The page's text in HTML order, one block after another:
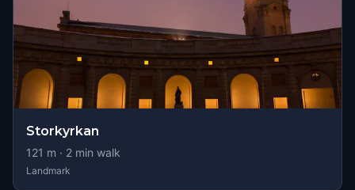
Storkyrkan
121 m · 2 min walk
Landmark